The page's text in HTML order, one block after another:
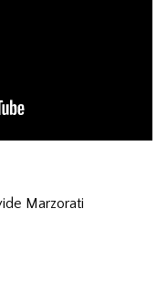
Marzorati